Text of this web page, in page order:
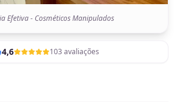
Efetiva - Cosméticos Manipulados
4,6 103 avaliações